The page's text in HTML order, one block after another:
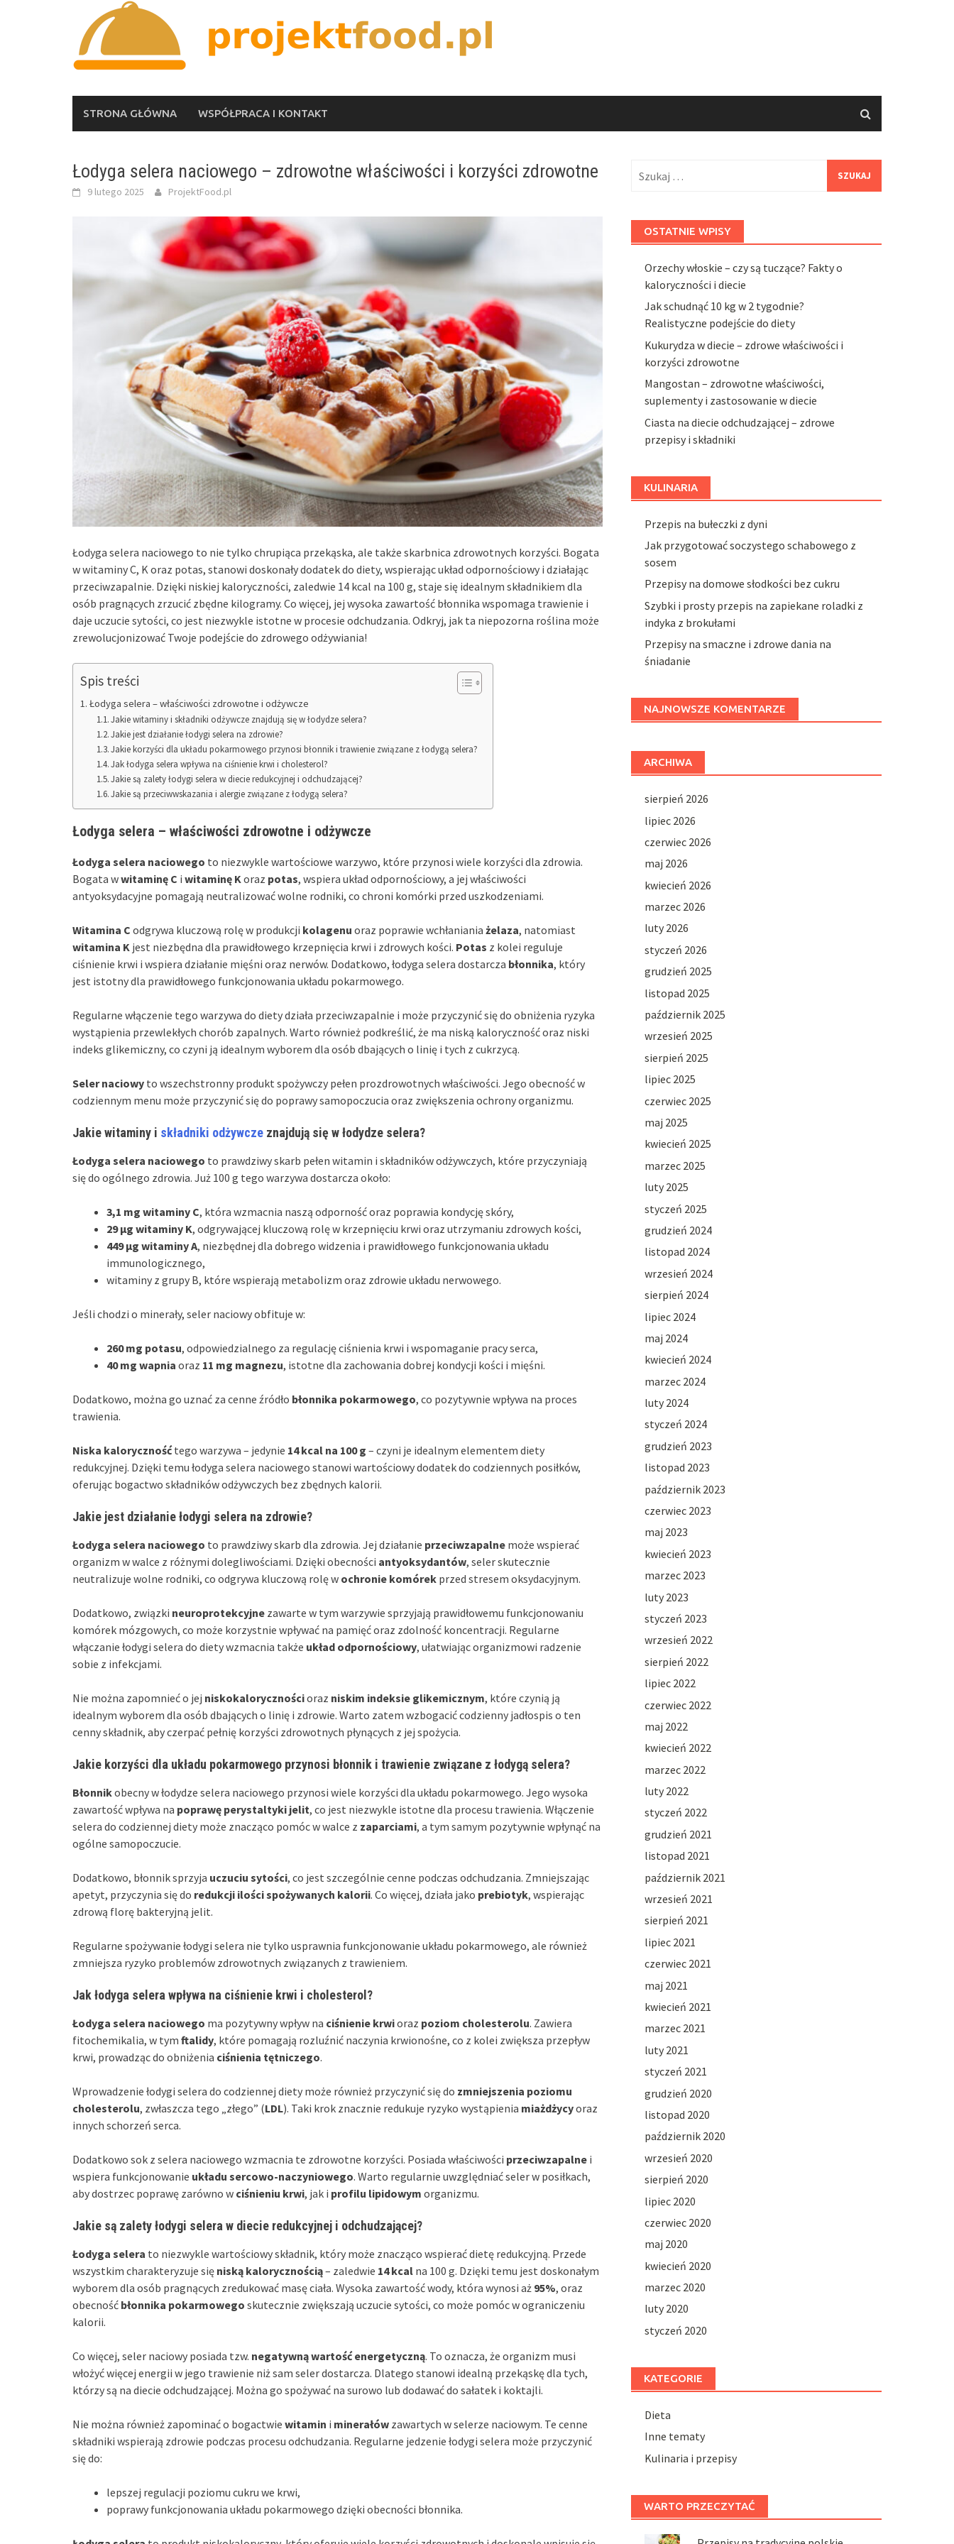
STRONA GŁÓWNA WSPÓŁPRACA I KONTAKT
Łodyga selera naciowego – zdrowotne właściwości i korzyści zdrowotne
9 lutego 2025 ProjektFood.pl
Łodyga selera naciowego to nie tylko chrupiąca przekąska, ale także skarbnica zdrowotnych korzyści. Bogata
w witaminy C, K oraz potas, stanowi doskonały dodatek do diety, wspierając układ odpornościowy i działając
przeciwzapalnie. Dzięki niskiej kaloryczności, zaledwie 14 kcal na 100 g, staje się idealnym składnikiem dla
osób pragnących zrzucić zbędne kilogramy. Co więcej, jej wysoka zawartość błonnika wspomaga trawienie i
daje uczucie sytości, co jest niezwykle istotne w procesie odchudzania. Odkryj, jak ta niepozorna roślina może
zrewolucjonizować Twoje podejście do zdrowego odżywiania!
Spis treści
Łodyga selera – właściwości zdrowotne i odżywcze
Jakie witaminy i składniki odżywcze znajdują się w łodydze selera?
Jakie jest działanie łodygi selera na zdrowie?
Jakie korzyści dla układu pokarmowego przynosi błonnik i trawienie związane z łodygą selera?
Jak łodyga selera wpływa na ciśnienie krwi i cholesterol?
Jakie są zalety łodygi selera w diecie redukcyjnej i odchudzającej?
Jakie są przeciwwskazania i alergie związane z łodygą selera?
Łodyga selera – właściwości zdrowotne i odżywcze
Łodyga selera naciowego to niezwykle wartościowe warzywo, które przynosi wiele korzyści dla zdrowia.
Bogata wwitaminę C i witaminę K oraz potas, wspiera układ odpornościowy, a jej właściwości
antyoksydacyjne pomagają neutralizować wolne rodniki, co chroni komórki przed uszkodzeniami.
Witamina C odgrywa kluczową rolę w produkcji kolagenu oraz poprawie wchłaniania żelaza, natomiast
witamina K jest niezbędna dla prawidłowego krzepnięcia krwi i zdrowych kości. Potas z kolei reguluje
ciśnienie krwi i wspiera działanie mięśni oraz nerwów. Dodatkowo, łodyga selera dostarcza błonnika, który
jest istotny dla prawidłowego funkcjonowania układu pokarmowego.
Regularne włączenie tego warzywa do diety działa przeciwzapalnie i może przyczynić się do obniżenia ryzyka
wystąpienia przewlekłych chorób zapalnych. Warto również podkreślić, że ma niską kaloryczność oraz niski
indeks glikemiczny, co czyni ją idealnym wyborem dla osób dbających o linię i tych z cukrzycą.
Seler naciowy to wszechstronny produkt spożywczy pełen prozdrowotnych właściwości. Jego obecność w
codziennym menu może przyczynić się do poprawy samopoczucia oraz zwiększenia ochrony organizmu.
Jakie witaminy i składniki odżywcze znajdują się w łodydze selera?
Łodyga selera naciowego to prawdziwy skarb pełen witamin i składników odżywczych, które przyczyniają
się do ogólnego zdrowia. Już 100 g tego warzywa dostarcza około:
3,1 mg witaminy C, która wzmacnia naszą odporność oraz poprawia kondycję skóry,
29 µg witaminy K, odgrywającej kluczową rolę w krzepnięciu krwi oraz utrzymaniu zdrowych kości,
449 µg witaminy A, niezbędnej dla dobrego widzenia i prawidłowego funkcjonowania układu
immunologicznego,
witaminy z grupy B, które wspierają metabolizm oraz zdrowie układu nerwowego.
Jeśli chodzi o minerały, seler naciowy obfituje w:
260 mg potasu, odpowiedzialnego za regulację ciśnienia krwi i wspomaganie pracy serca,
40 mg wapnia oraz 11 mg magnezu, istotne dla zachowania dobrej kondycji kości i mięśni.
Dodatkowo, można go uznać za cenne źródło błonnika pokarmowego, co pozytywnie wpływa na proces
trawienia.
Niska kalorycznośćtego warzywa – jedynie 14 kcal na 100 g – czyni je idealnym elementem diety
redukcyjnej. Dzięki temu łodyga selera naciowego stanowi wartościowy dodatek do codziennych posiłków,
oferując bogactwo składników odżywczych bez zbędnych kalorii.
Jakie jest działanie łodygi selera na zdrowie?
Łodyga selera naciowego to prawdziwy skarb dla zdrowia. Jej działanie przeciwzapalne może wspierać
organizm w walce z różnymi dolegliwościami. Dzięki obecności antyoksydantów, seler skutecznie
neutralizuje wolne rodniki, co odgrywa kluczową rolę w ochronie komórek przed stresem oksydacyjnym.
Dodatkowo, związki neuroprotekcyjne zawarte w tym warzywie sprzyjają prawidłowemu funkcjonowaniu
komórek mózgowych, co może korzystnie wpływać na pamięć oraz zdolność koncentracji. Regularne
włączanie łodygi selera do diety wzmacnia także układ odpornościowy, ułatwiając organizmowi radzenie
sobie z infekcjami.
Nie można zapomnieć o jej niskokalorycznościoraz niskim indeksie glikemicznym, które czynią ją
idealnym wyborem dla osób dbających o linię i zdrowie. Warto zatem wzbogacić codzienny jadłospis o ten
cenny składnik, aby czerpać pełnię korzyści zdrowotnych płynących z jej spożycia.
Jakie korzyści dla układu pokarmowego przynosi błonnik i trawienie związane z łodygą selera?
Błonnikobecny w łodydze selera naciowego przynosi wiele korzyści dla układu pokarmowego. Jego wysoka
zawartość wpływa na poprawę perystaltyki jelit, co jest niezwykle istotne dla procesu trawienia. Włączenie
selera do codziennej diety może znacząco pomóc w walce z zaparciami, a tym samym pozytywnie wpłynąć na
ogólne samopoczucie.
Dodatkowo, błonnik sprzyja uczuciu sytości, co jest szczególnie cenne podczas odchudzania. Zmniejszając
apetyt, przyczynia się do redukcji ilości spożywanych kalorii. Co więcej, działa jako prebiotyk, wspierając
zdrową florę bakteryjną jelit.
Regularne spożywanie łodygi selera nie tylko usprawnia funkcjonowanie układu pokarmowego, ale również
zmniejsza ryzyko problemów zdrowotnych związanych z trawieniem.
Jak łodyga selera wpływa na ciśnienie krwi i cholesterol?
Łodyga selera naciowego ma pozytywny wpływ na ciśnienie krwioraz poziom cholesterolu. Zawiera
fitochemikalia, w tym ftalidy, które pomagają rozluźnić naczynia krwionośne, co z kolei zwiększa przepływ
krwi, prowadząc do obniżenia ciśnienia tętniczego.
Wprowadzenie łodygi selera do codziennej diety może również przyczynić się do zmniejszenia poziomu
cholesterolu, zwłaszcza tego „złego” (LDL). Taki krok znacznie redukuje ryzyko wystąpienia miażdżycyoraz
innych schorzeń serca.
Dodatkowo sok z selera naciowego wzmacnia te zdrowotne korzyści. Posiada właściwości przeciwzapalne i
wspiera funkcjonowanie układu sercowo-naczyniowego. Warto regularnie uwzględniać seler w posiłkach,
aby dostrzec poprawę zarówno w ciśnieniu krwi, jak i profilu lipidowym organizmu.
Jakie są zalety łodygi selera w diecie redukcyjnej i odchudzającej?
Łodyga selera to niezwykle wartościowy składnik, który może znacząco wspierać dietę redukcyjną. Przede
wszystkim charakteryzuje się niską kalorycznością– zaledwie 14 kcal na 100 g. Dzięki temu jest doskonałym
wyborem dla osób pragnących zredukować masę ciała. Wysoka zawartość wody, która wynosi aż 95%, oraz
obecność błonnika pokarmowego skutecznie zwiększają uczucie sytości, co może pomóc w ograniczeniu
kalorii.
Co więcej, seler naciowy posiada tzw. negatywną wartość energetyczną. To oznacza, że organizm musi
włożyć więcej energii w jego trawienie niż sam seler dostarcza. Dlatego stanowi idealną przekąskę dla tych,
którzy są na diecie odchudzającej. Można go spożywać na surowo lub dodawać do sałatek i koktajli.
Nie można również zapominać o bogactwie witamin i minerałów zawartych w selerze naciowym. Te cenne
składniki wspierają zdrowie podczas procesu odchudzania. Regularne jedzenie łodygi selera może przyczynić
się do:
lepszej regulacji poziomu cukru we krwi,
poprawy funkcjonowania układu pokarmowego dzięki obecności błonnika.
OSTATNIE WPISY
Orzechy włoskie – czy są tuczące? Fakty o
kaloryczności i diecie
Jak schudnąć 10 kg w 2 tygodnie?
Realistyczne podejście do diety
Kukurydza w diecie – zdrowe właściwości i
korzyści zdrowotne
Mangostan – zdrowotne właściwości,
suplementy i zastosowanie w diecie
Ciasta na diecie odchudzającej – zdrowe
przepisy i składniki
KULINARIA
Przepis na bułeczki z dyni
Jak przygotować soczystego schabowego z
sosem
Przepisy na domowe słodkości bez cukru
Szybki i prosty przepis na zapiekane roladki z
indyka z brokułami
Przepisy na smaczne i zdrowe dania na
śniadanie
NAJNOWSZE KOMENTARZE
ARCHIWA
sierpień 2026
lipiec 2026
czerwiec 2026
maj 2026
kwiecień 2026
marzec 2026
luty 2026
styczeń 2026
grudzień 2025
listopad 2025
październik 2025
wrzesień 2025
sierpień 2025
lipiec 2025
czerwiec 2025
maj 2025
kwiecień 2025
marzec 2025
luty 2025
styczeń 2025
grudzień 2024
listopad 2024
wrzesień 2024
sierpień 2024
lipiec 2024
maj 2024
kwiecień 2024
marzec 2024
luty 2024
styczeń 2024
grudzień 2023
listopad 2023
październik 2023
czerwiec 2023
maj 2023
kwiecień 2023
marzec 2023
luty 2023
styczeń 2023
wrzesień 2022
sierpień 2022
lipiec 2022
czerwiec 2022
maj 2022
kwiecień 2022
marzec 2022
luty 2022
styczeń 2022
grudzień 2021
listopad 2021
październik 2021
wrzesień 2021
sierpień 2021
lipiec 2021
czerwiec 2021
maj 2021
kwiecień 2021
marzec 2021
luty 2021
styczeń 2021
grudzień 2020
listopad 2020
październik 2020
wrzesień 2020
sierpień 2020
lipiec 2020
czerwiec 2020
maj 2020
kwiecień 2020
marzec 2020
luty 2020
styczeń 2020
KATEGORIE
Dieta
Inne tematy
Kulinaria i przepisy
WARTO PRZECZYTAĆ